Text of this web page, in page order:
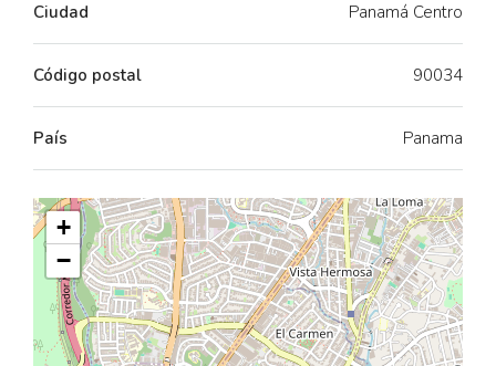
Ciudad Panamá Centro
Código postal 90034
País Panama
+
−